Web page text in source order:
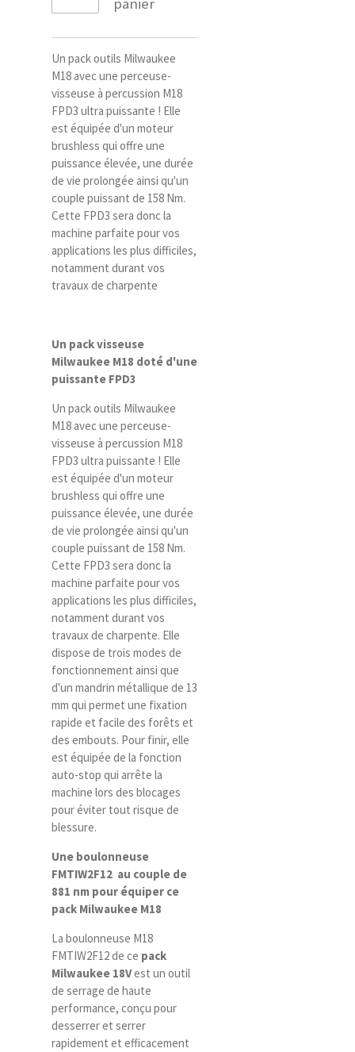
Un pack outils Milwaukee
M18 avec une perceuse-
visseuse à percussion M18
FPD3 ultra puissante ! Elle
est équipée d'un moteur
brushless qui offre une
puissance élevée, une durée
de vie prolongée ainsi qu'un
couple puissant de 158 Nm.
Cette FPD3 sera donc la
machine parfaite pour vos
applications les plus difficiles,
notamment durant vos
travaux de charpente
Un pack visseuse
Milwaukee M18 doté d'une
puissante FPD3
Un pack outils Milwaukee
M18 avec une perceuse-
visseuse à percussion M18
FPD3 ultra puissante ! Elle
est équipée d'un moteur
brushless qui offre une
puissance élevée, une durée
de vie prolongée ainsi qu'un
couple puissant de 158 Nm.
Cette FPD3 sera donc la
machine parfaite pour vos
applications les plus difficiles,
notamment durant vos
travaux de charpente. Elle
dispose de trois modes de
fonctionnement ainsi que
d'un mandrin métallique de 13
mm qui permet une fixation
rapide et facile des forêts et
des embouts. Pour finir, elle
est équipée de la fonction
auto-stop qui arrête la
machine lors des blocages
pour éviter tout risque de
blessure.
Une boulonneuse
FMTIW2F12 au couple de
881 nm pour équiper ce
pack Milwaukee M18
La boulonneuse M18
FMTIW2F12 de ce pack
Milwaukee 18Vest un outil
de serrage de haute
performance, conçu pour
desserrer et serrer
rapidement et efficacement